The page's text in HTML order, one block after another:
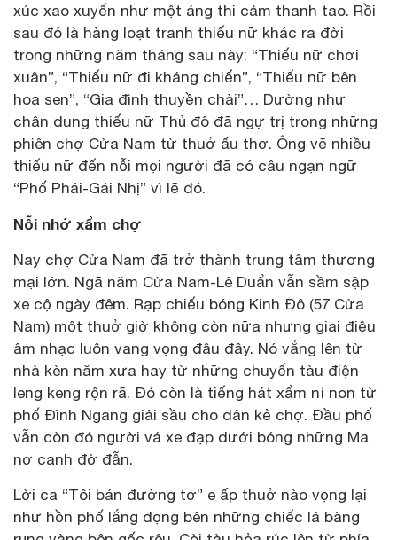
xúc xao xuyến như một áng thi cảm thanh tao. Rồi
sau đó là hàng loạt tranh thiếu nữ khác ra đời
trong những năm tháng sau này: “Thiếu nữ chơi
xuân”, “Thiếu nữ đi kháng chiến”, “Thiếu nữ bên
hoa sen”, “Gia đình thuyền chài”… Dường như
chân dung thiếu nữ Thủ đô đã ngự trị trong những
phiên chợ Cửa Nam từ thuở ấu thơ. Ông vẽ nhiều
thiếu nữ đến nỗi mọi người đã có câu ngạn ngữ
“Phố Phái-Gái Nhị” vì lẽ đó.
Nỗi nhớ xẩm chợ
Nay chợ Cửa Nam đã trở thành trung tâm thương
mại lớn. Ngã năm Cửa Nam-Lê Duẩn vẫn sầm sập
xe cộ ngày đêm. Rạp chiếu bóng Kinh Đô (57 Cửa
Nam) một thuở giờ không còn nữa nhưng giai điệu
âm nhạc luôn vang vọng đâu đây. Nó vẳng lên từ
nhà kèn năm xưa hay từ những chuyến tàu điện
leng keng rộn rã. Đó còn là tiếng hát xẩm nỉ non từ
phố Đình Ngang giải sầu cho dân kẻ chợ. Đầu phố
vẫn còn đó người vá xe đạp dưới bóng những Ma
nơ canh đờ đẫn.
Lời ca “Tôi bán đường tơ” e ấp thuở nào vọng lại
như hồn phố lắng đọng bên những chiếc lá bàng